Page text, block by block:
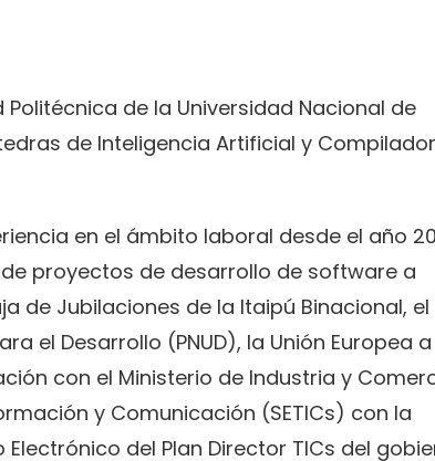
de la Universidad Nacional de
de Inteligencia Artificial y
en el ámbito laboral desde el año
proyectos de desarrollo de software a
de Jubilaciones de la Itaipú Binacional, el
el Desarrollo (PNUD), la Unión Europea a
con el Ministerio de Industria y
y Comunicación (SETICs) con la
del Plan Director TICs del